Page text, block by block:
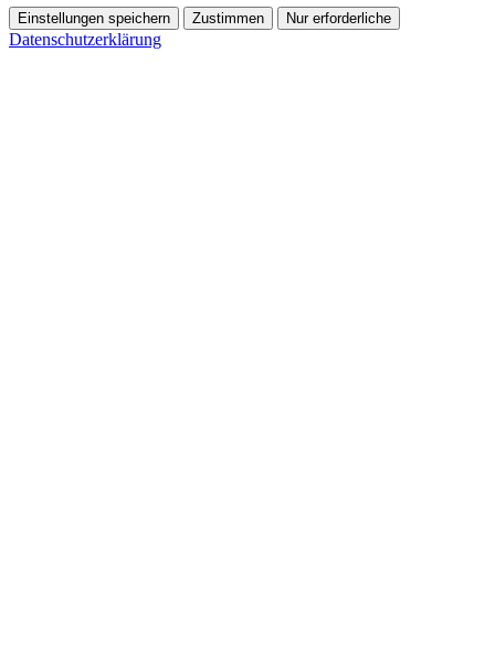
Einstellungen speichern Zustimmen Nur erforderliche
Datenschutzerklärung